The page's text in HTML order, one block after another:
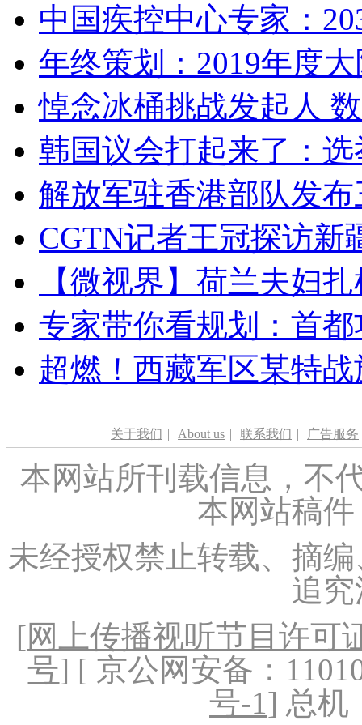
中国疾控中心专家：
年终策划：2019年度
悼念冰桶挑战发起人
韩国议会打起来了：
解放军驻香港部队发
CGTN记者王冠探访新
【微视界】荷兰夫妇
专家带你看规划：首
超燃！西藏军区某特
关于我们 | About us | 联系我们 | 广告服务
本网站所刊载信息，不
本网站稿
未经授权禁止转载、摘
追
[网上传播视听节目许可
号] [ 京公网安备：
号-1] 总机